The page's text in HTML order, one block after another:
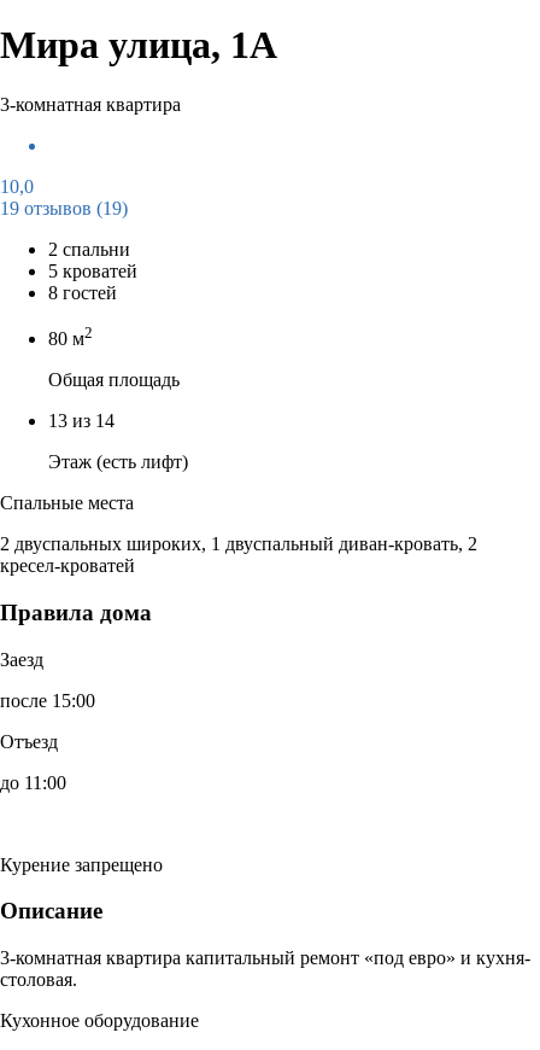
Мира улица, 1А
3-комнатная квартира
10,0
19 отзывов (19)
2 спальни
5 кроватей
8 гостей
80 м2
Общая площадь
13 из 14
Этаж (есть лифт)
Спальные места
2 двуспальных широких, 1 двуспальный диван-кровать, 2
кресел-кроватей
Правила дома
Заезд
после 15:00
Отъезд
до 11:00
Курение запрещено
Описание
3-комнатная квартира капитальный ремонт «под евро» и кухня-
столовая.
Кухонное оборудование